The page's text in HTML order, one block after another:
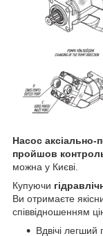
Насос аксіально-
пройшов
можна у Києві.
Купуючи
Ви отримаєте
співвідношенням
Вдвічі